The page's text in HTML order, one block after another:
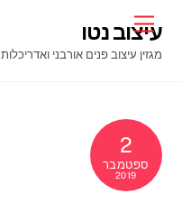
content
Menu
עיצוב נטו
מגזין עיצוב פנים אורבני ואדריכלות
2
ספטמבר
2019